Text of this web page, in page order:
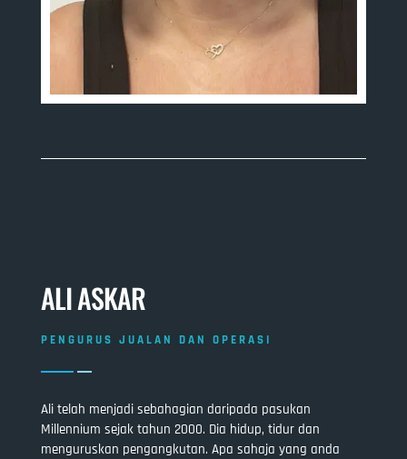
ALI ASKAR
PENGURUS JUALAN DAN OPERASI
Ali telah menjadi sebahagian daripada pasukan
Millennium sejak tahun 2000. Dia hidup, tidur dan
menguruskan pengangkutan. Apa sahaja yang anda